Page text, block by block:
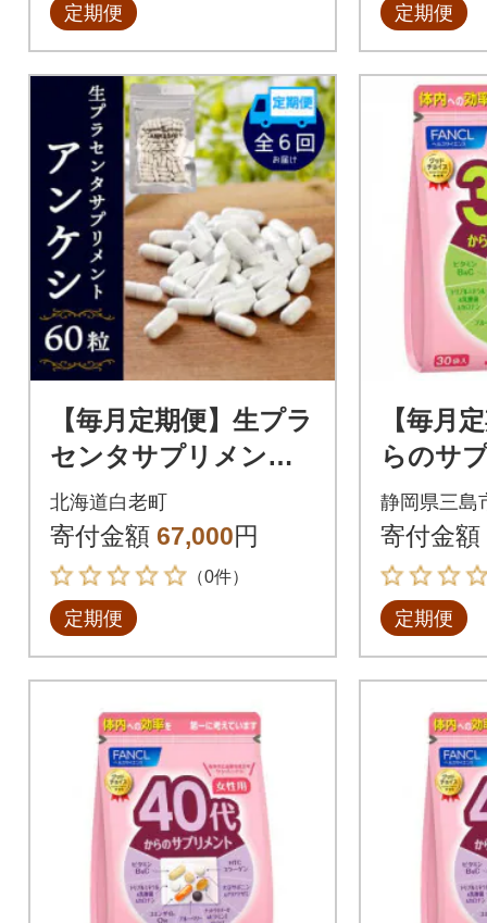
定期便 定期便
【毎月定期便】生プラ
センタサプリメン
ト・アンケシ1袋全6
回
北海道白老町
寄付金額 67,000円
（0件）
定期便
【毎月
らのサ
性用(3
静岡県三島
寄付金額
定期便